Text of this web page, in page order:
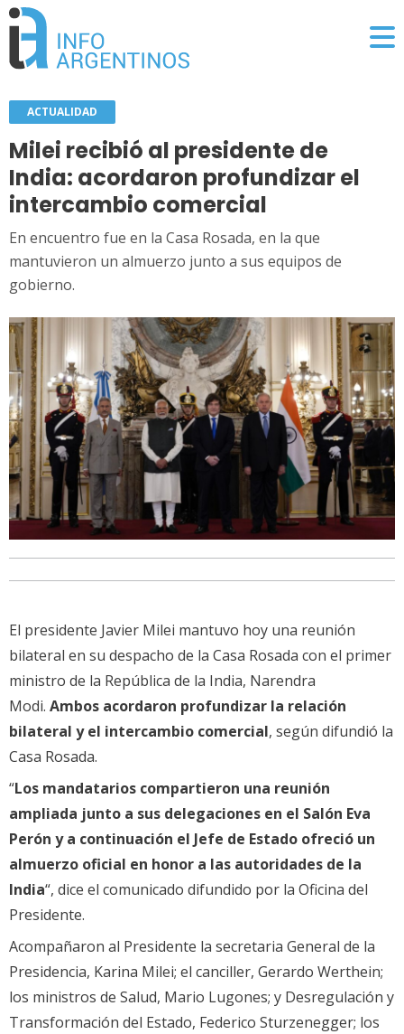
ACTUALIDAD
Milei recibió al presidente de
India: acordaron profundizar el
intercambio comercial
En encuentro fue en la Casa Rosada, en la que
mantuvieron un almuerzo junto a sus equipos de
gobierno.
El presidente Javier Milei mantuvo hoy una reunión
bilateral en su despacho de la Casa Rosada con el primer
ministro de la República de la India, Narendra
Modi. Ambos acordaron profundizar la relación
bilateral y el intercambio comercial, según difundió la
Casa Rosada.
“Los mandatarios compartieron una reunión
ampliada junto a sus delegaciones en el Salón Eva
Perón y a continuación el Jefe de Estado ofreció un
almuerzo oficial en honor a las autoridades de la
India“, dice el comunicado difundido por la Oficina del
Presidente.
Acompañaron al Presidente la secretaria General de la
Presidencia, Karina Milei; el canciller, Gerardo Werthein;
los ministros de Salud, Mario Lugones; y Desregulación y
Transformación del Estado, Federico Sturzenegger; los